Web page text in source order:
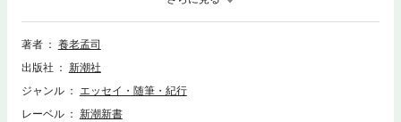
る。その「バカの壁」とは何か……？ いつの間にか私たちを囲む様々な
「壁」。それを知ることで世の中が見えてくる！
著者
養老孟司
出版社
新潮社
ジャンル
エッセイ・随筆・紀行
レーベル
新潮新書